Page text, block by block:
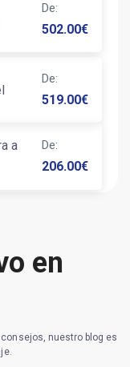
De:
502.00€
De:
519.00€
a
De:
206.00€
en
nuestro blog es